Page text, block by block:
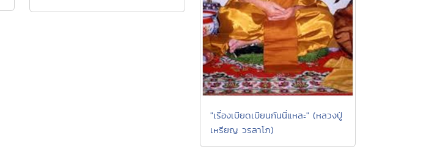
"เรื่องเบียดเบียนกันนี่แหละ" (หลวงปู่
เหรียญ วรลาโภ)